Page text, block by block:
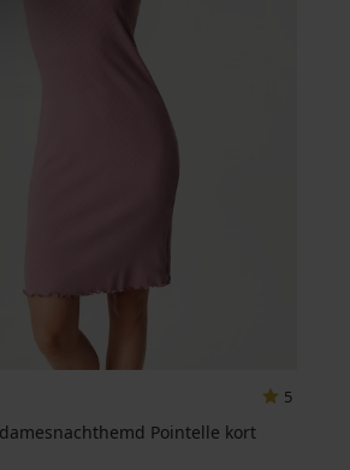
5
Pointelle kort